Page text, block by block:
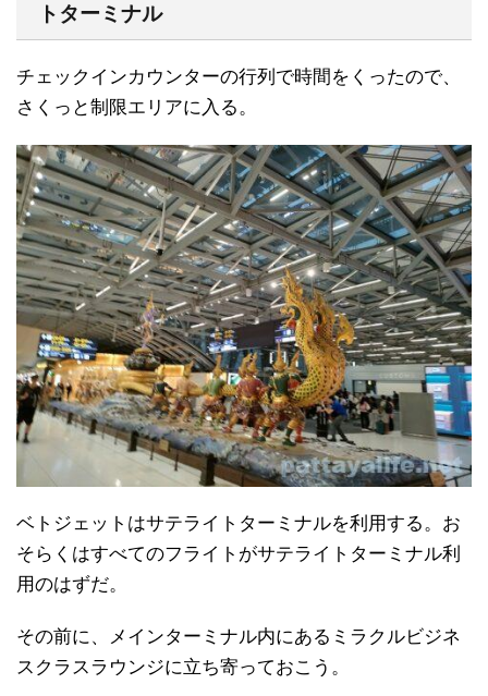
トターミナル
チェックインカウンターの行列で時間をくったので、
さくっと制限エリアに入る。
ベトジェットはサテライトターミナルを利用する。お
そらくはすべてのフライトがサテライトターミナル利
用のはずだ。
その前に、メインターミナル内にあるミラクルビジネ
スクラスラウンジに立ち寄っておこう。